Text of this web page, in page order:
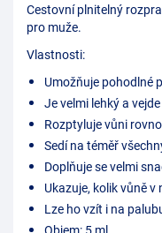
Cestovní plnitelný
pro muže.
Vlastnosti:
Umožňuje pohodlné
Je velmi lehký a
Rozptyluje vůni
Sedí na téměř
Doplňuje se velmi
Ukazuje, kolik vůně v
Lze ho vzít i na